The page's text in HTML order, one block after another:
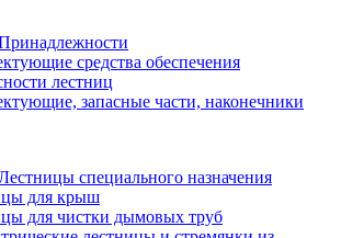
средства обеспечения
лестниц
запасные части, наконечники
специального назначения
для крыш
для чистки дымовых труб